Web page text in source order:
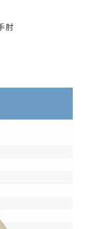
肘